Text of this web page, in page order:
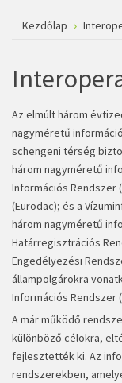
Kezdőlap
Az elmúlt három
nagyméretű
schengeni térség
három nagyméretű
Információs Rendszer (
(Eurodac); és a
három nagyméretű
Határregisztrációs
Engedélyezési
állampolgárokra
Információs Rendszer (
A már működő
különböző célokra,
fejlesztették ki. Az
rendszerekben,